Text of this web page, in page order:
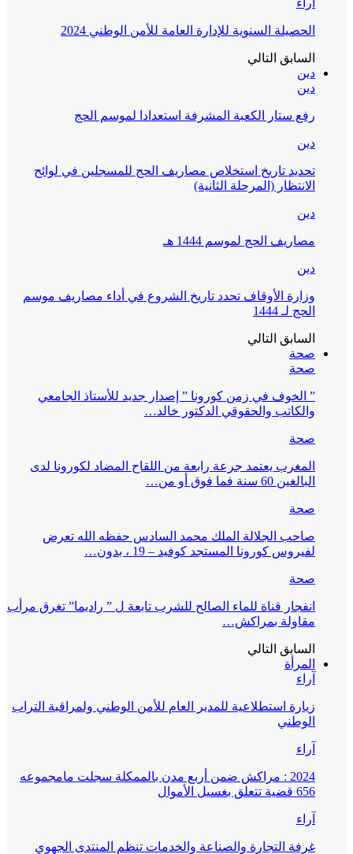
آراء
الحصيلة السنوية للإدارة العامة للأمن الوطني 2024
السابق التالي
دين
دين
رفع ستار الكعبة المشرفة استعدادا لموسم الحج
دين
تحديد تاريخ استخلاص مصاريف الحج للمسجلين في لوائح
الانتظار (المرحلة الثانية)
دين
مصاريف الحج لموسم 1444 هـ
دين
وزارة الأوقاف تحدد تاريخ الشروع في أداء مصاريف موسم
الحج لـ 1444
السابق التالي
صحة
صحة
” الخوف في زمن كورونا ” إصدار جديد للأستاذ الجامعي
والكاتب والحقوقي الدكتور خالد…
صحة
المغرب يعتمد جرعة رابعة من اللقاح المضاد لكورونا لدى
البالغين 60 سنة فما فوق أو من…
صحة
صاحب الجلالة الملك محمد السادس حفظه الله تعرض
لفيروس كورونا المستجد كوفيد – 19 ، بدون…
صحة
انفجار قناة للماء الصالح للشرب تابعة ل ” راديما” تغرق مرأب
مقاولة بمراكش…
السابق التالي
المرأة
آراء
زيارة استطلاعية للمدير العام للأمن الوطني ولمراقبة التراب
الوطني
آراء
2024 : مراكش ضمن أربع مدن بالممكلة سجلت مامجموعه
656 قضية تتعلق بغسيل الأموال
آراء
غرفة التجارة والصناعة والخدمات تنظم المنتدى الجهوي